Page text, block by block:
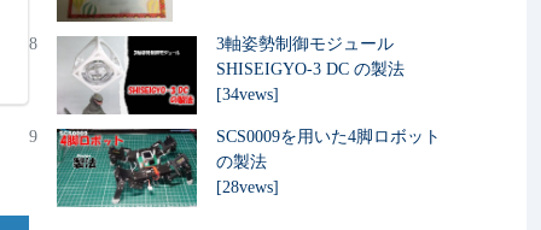
8
3軸姿勢制御モジュール
SHISEIGYO-3 DC の製法
[34vews]
9
SCS0009を用いた4脚ロボット
の製法
[28vews]